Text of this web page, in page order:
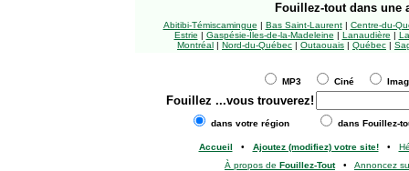
Fouillez-tout dans une
Abitibi-Témiscamingue | Bas Saint-Laurent| Centre-du-
Estrie | Gaspésie-Îles-de-la-Madeleine | Lanaudière |
Montréal | Nord-du-Québec | Outaouais | Québec |
MP3 Ciné
Fouillez ...vous trouverez!
dans votre région dans Fouillez-
Accueil • Ajoutez (modifiez) votre site!•
À propos de Fouillez-Tout• Annoncez